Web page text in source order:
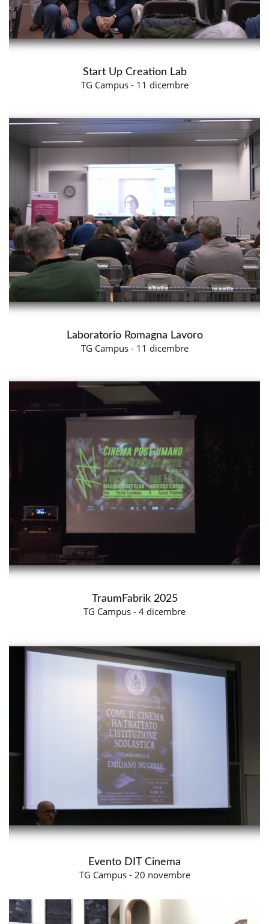
Start Up Creation Lab
TG Campus - 11 dicembre
Laboratorio Romagna Lavoro
TG Campus - 11 dicembre
TraumFabrik 2025
TG Campus - 4 dicembre
Evento DIT Cinema
TG Campus - 20 novembre